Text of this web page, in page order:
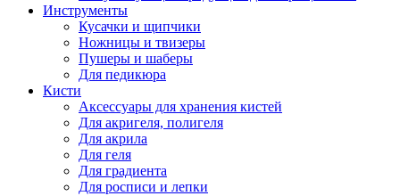
Инструменты
Кусачки и щипчики
Ножницы и твизеры
Пушеры и шаберы
Для педикюра
Кисти
Аксессуары для хранения кистей
Для акригеля, полигеля
Для акрила
Для геля
Для градиента
Для росписи и лепки